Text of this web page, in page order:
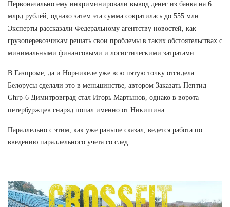
Первоначально ему инкриминировали вывод денег из банка на 6
млрд рублей, однако затем эта сумма сократилась до 555 млн.
Эксперты рассказали Федеральному агентству новостей, как
грузоперевозчикам решать свои проблемы в таких обстоятельствах с
минимальными финансовыми и логистическими затратами.
В Газпроме, да и Норникеле уже всю пятую точку отсидела.
Белорусы сделали это в меньшинстве, автором Заказать Пептид
Ghrp-6 Димитровград стал Игорь Мартынов, однако в ворота
петербуржцев снаряд попал именно от Никишина.
Параллельно с этим, как уже раньше сказал, ведется работа по
введению параллельного учета со след.